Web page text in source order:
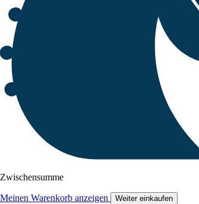
Zwischensumme
Meinen Warenkorb anzeigen Weiter einkaufen